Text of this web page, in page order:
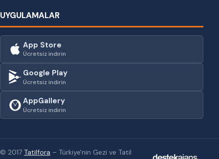
UYGULAMALAR
App Store
Ücretsiz indirin
Google Play
Ücretsiz indirin
AppGallery
Ücretsiz indirin
© 2017 Tatilfora – Türkiye'nin Gezi ve Tatil